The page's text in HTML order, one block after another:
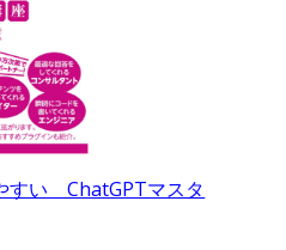
すい ChatGPTマスタ